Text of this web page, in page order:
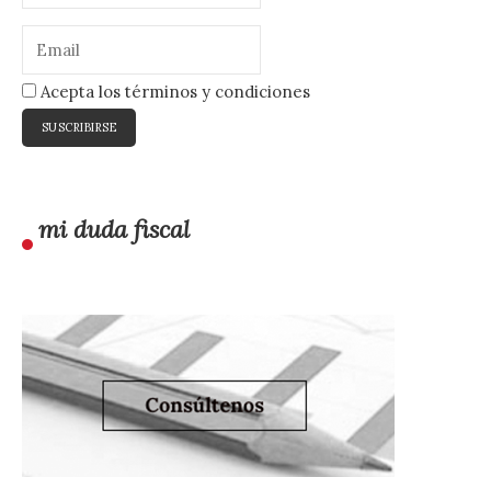
Acepta los términos y condiciones
mi duda fiscal